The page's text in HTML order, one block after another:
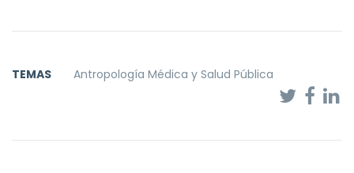
TEMAS Antropología Médica y Salud Pública